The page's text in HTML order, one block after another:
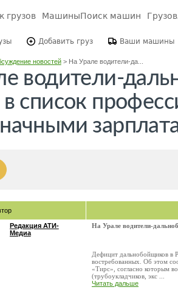
грузов МашиныПоиск машин
Добавить груз Ваши машины
новостей> На Урале водители-да...
водители-
список
Редакция АТИ-
Медиа
На Урале водители-
Дефицит дальнобойщиков в
востребованных. Об этом
«Тирс», согласно которым
(трубоукладчиков, экс ...
Читать дальше